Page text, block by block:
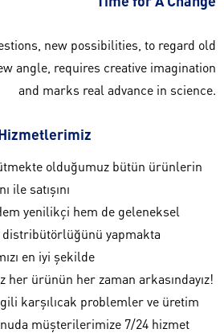
new possibilities, to regard old
angle, requires creative imagination
and marks real advance in science.
olduğumuz bütün ürünlerin
ile satışını
yenilikçi hem de geleneksel
distribütörlüğünü yapmakta
en iyi şekilde
her ürünün her zaman arkasındayız!
karşılıcak problemler ve üretim
müşterilerimize 7/24 hizmet